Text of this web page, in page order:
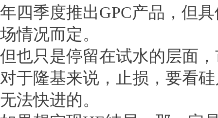
年四季度推出GPC产品，但
场情况而定。
但也只是停留在试水的层面
对于隆基来说，止损，要看
无法快进的。